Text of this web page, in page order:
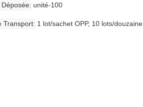
unité-100
Transport 1 lot/sachet OPP, 10 lots/douzaine